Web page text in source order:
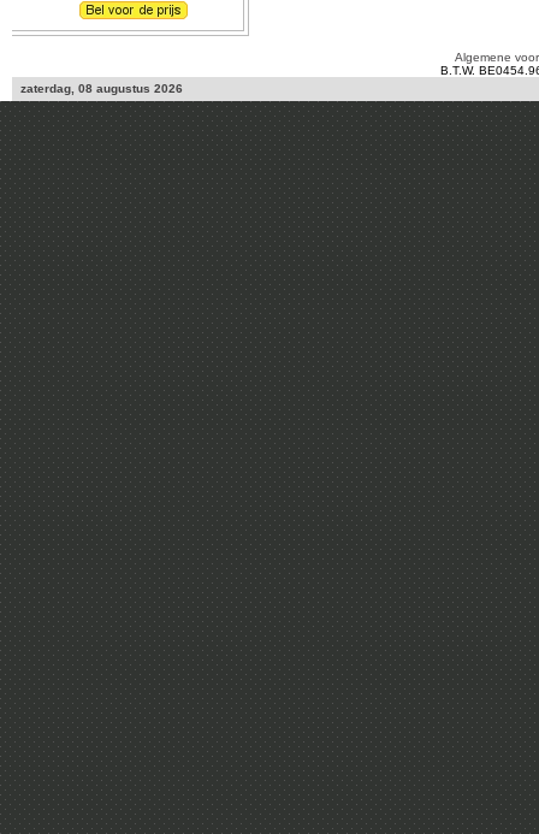
Algemene
B.T.W.
zaterdag, 08 augustus 2026